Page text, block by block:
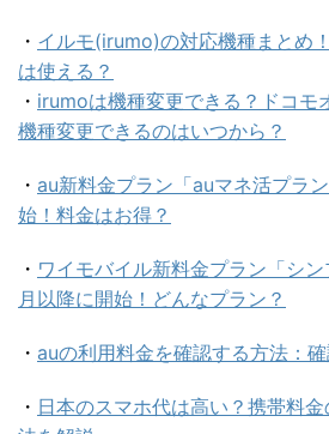
・ イルモ(irumo)の対応機種まとめ
は使える？
・ irumoは機種変更できる？ドコモ
機種変更できるのはいつから？
・ au新料金プラン「auマネ活プラ
始！料金はお得？
・ ワイモバイル新料金プラン「シ
月以降に開始！どんなプラン？
・ auの利用料金を確認する方法：
・ 日本のスマホ代は高い？携帯料